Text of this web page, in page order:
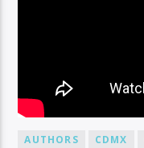
BY TAG
AUTHORS CDMX